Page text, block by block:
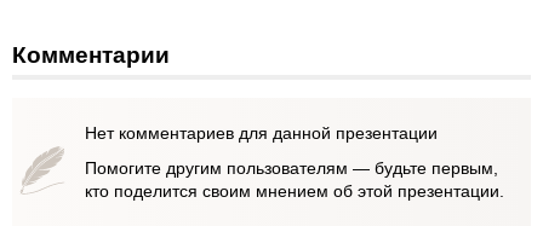
Комментарии
Нет комментариев для данной презентации
Помогите другим пользователям — будьте первым,
кто поделится своим мнением об этой презентации.